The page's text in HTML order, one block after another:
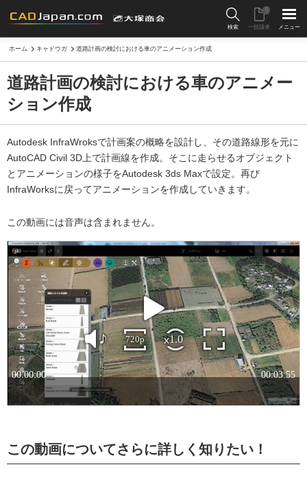
検索 一括請求
0
メニュー
ホーム キャドウガ 道路計画の検討における車のアニメーション作成
道路計画の検討における車のアニメー
ション作成
Autodesk InfraWroksで計画案の概略を設計し、その道路線形を元に
AutoCAD Civil 3D上で計画線を作成。そこに走らせるオブジェクト
とアニメーションの様子をAutodesk 3ds Maxで設定。再び
InfraWorksに戻ってアニメーションを作成していきます。
この動画には音声は含まれません。
この動画についてさらに詳しく知りたい！